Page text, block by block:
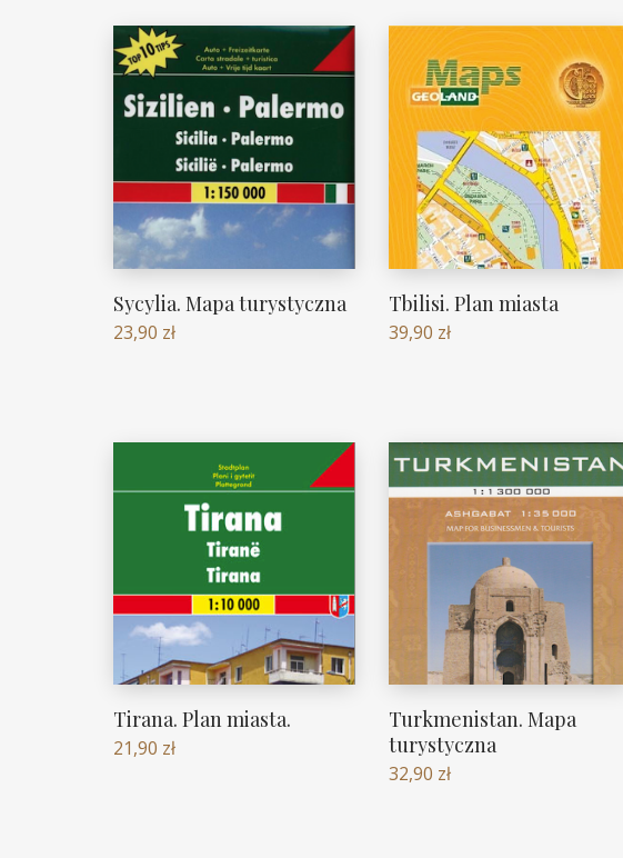
Sycylia. Mapa turystyczna
23,90 zł
Tbilisi. Plan miasta
39,90 zł
Tirana. Plan miasta.
21,90 zł
Turkmenistan. Mapa
turystyczna
32,90 zł